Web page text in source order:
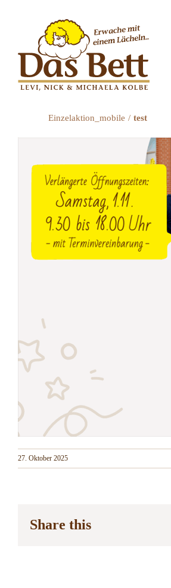
Einzelaktion_mobile test
27. Oktober 2025
Share this